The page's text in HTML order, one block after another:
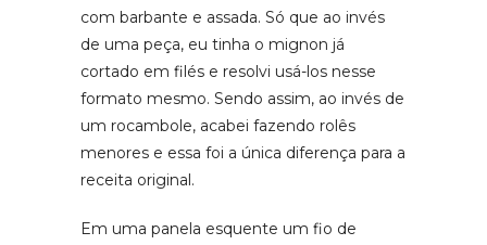
com barbante e assada. Só que ao invés
de uma peça, eu tinha o mignon já
cortado em filés e resolvi usá-los nesse
formato mesmo. Sendo assim, ao invés de
um rocambole, acabei fazendo rolês
menores e essa foi a única diferença para a
receita original.
Em uma panela esquente um fio de